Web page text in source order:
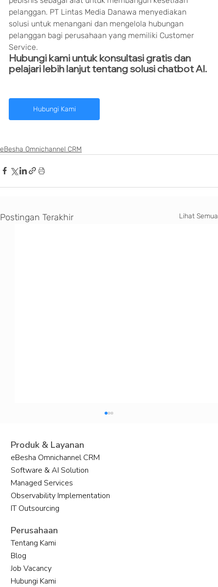
pelanggan. PT Lintas Media Danawa menyediakan
solusi untuk menangani dan mengelola hubungan
pelanggan bagi perusahaan yang memiliki Customer
Service.
Hubungi kami untuk konsultasi gratis dan
pelajari lebih lanjut tentang solusi chatbot AI.
Hubungi Kami
eBesha Omnichannel CRM
Postingan Terakhir Lihat Semua
CRM Berbasis AI untuk Masa Depan
Bisnis
eBesha Omnichannel CRM
Software & AI Solution
Managed Services
Observability Implementation
IT Outsourcing
Produk & Layanan
Perusahaan
Tentang Kami
Blog
Job Vacancy
Hubungi Kami